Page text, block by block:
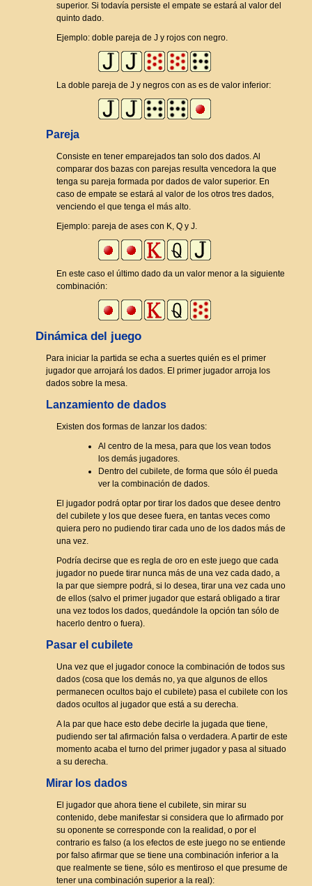
superior. Si todavía persiste el empate se estará al valor del
quinto dado.
Ejemplo: doble pareja de J y rojos con negro.
La doble pareja de J y negros con as es de valor inferior:
Pareja
Consiste en tener emparejados tan solo dos dados. Al
comparar dos bazas con parejas resulta vencedora la que
tenga su pareja formada por dados de valor superior. En
caso de empate se estará al valor de los otros tres dados,
venciendo el que tenga el más alto.
Ejemplo: pareja de ases con K, Q y J.
En este caso el último dado da un valor menor a la siguiente
combinación:
Dinámica del juego
Para iniciar la partida se echa a suertes quién es el primer
jugador que arrojará los dados. El primer jugador arroja los
dados sobre la mesa.
Lanzamiento de dados
Existen dos formas de lanzar los dados:
Al centro de la mesa, para que los vean todos
los demás jugadores.
Dentro del cubilete, de forma que sólo él pueda
ver la combinación de dados.
El jugador podrá optar por tirar los dados que desee dentro
del cubilete y los que desee fuera, en tantas veces como
quiera pero no pudiendo tirar cada uno de los dados más de
una vez.
Podría decirse que es regla de oro en este juego que cada
jugador no puede tirar nunca más de una vez cada dado, a
la par que siempre podrá, si lo desea, tirar una vez cada uno
de ellos (salvo el primer jugador que estará obligado a tirar
una vez todos los dados, quedándole la opción tan sólo de
hacerlo dentro o fuera).
Pasar el cubilete
Una vez que el jugador conoce la combinación de todos sus
dados (cosa que los demás no, ya que algunos de ellos
permanecen ocultos bajo el cubilete) pasa el cubilete con los
dados ocultos al jugador que está a su derecha.
A la par que hace esto debe decirle la jugada que tiene,
pudiendo ser tal afirmación falsa o verdadera. A partir de este
momento acaba el turno del primer jugador y pasa al situado
a su derecha.
Mirar los dados
El jugador que ahora tiene el cubilete, sin mirar su
contenido, debe manifestar si considera que lo afirmado por
su oponente se corresponde con la realidad, o por el
contrario es falso (a los efectos de este juego no se entiende
por falso afirmar que se tiene una combinación inferior a la
que realmente se tiene, sólo es mentiroso el que presume de
tener una combinación superior a la real):